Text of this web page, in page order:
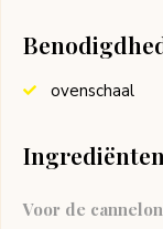
ovenschaal
Ingrediënten
Voor de